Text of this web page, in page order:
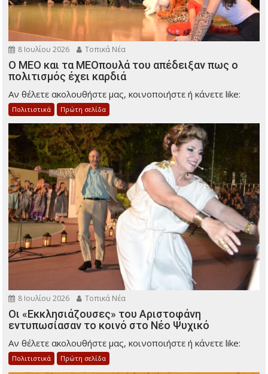
8 Ιουλίου 2026 Τοπικά Νέα
Ο ΜΕΟ και τα ΜΕΟπουλά του απέδειξαν πως ο
πολιτισμός έχει καρδιά
Αν θέλετε ακολουθήστε μας, κοινοποιήστε ή κάνετε like:
Πολιτιστικά Πρώτη σελίδα
8 Ιουλίου 2026 Τοπικά Νέα
Οι «Εκκλησιάζουσες» του Αριστοφάνη
εντυπωσίασαν το κοινό στο Νέο Ψυχικό
Αν θέλετε ακολουθήστε μας, κοινοποιήστε ή κάνετε like:
Πολιτιστικά Πρώτη σελίδα